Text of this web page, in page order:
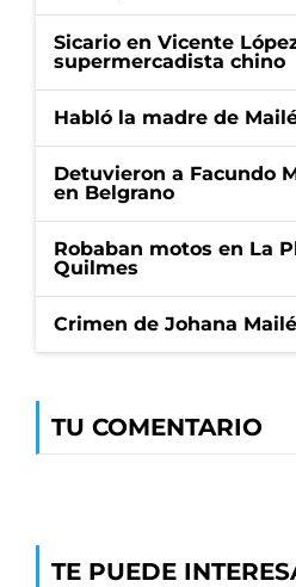
Sicario en Vicente
supermercadista chino
Habló la madre de
Detuvieron a Facundo
en Belgrano
Robaban motos en La
Quilmes
Crimen de Johana
TU COMENTARIO
TE PUEDE